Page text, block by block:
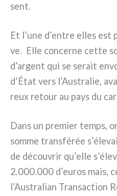
sent.
Et l’une d’entre elles
ve. Elle con­cer­ne cet­te
d’argent qui se serait
d’État vers l’Australie,
reux retour au pays du
Dans un pre­mier temps,
som­me tran­sfé­rée
de décou­vrir qu’elle
2.000.000 d’euros mais,
l’Australian Transaction